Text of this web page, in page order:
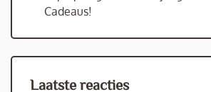
Cadeaus!
Laatste reacties